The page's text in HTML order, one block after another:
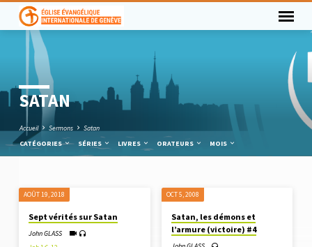
SATAN
Accueil Sermons
Satan
CATÉGORIES
SÉRIES LIVRES ORATEURS MOIS
SATAN
AOÛT 19, 2018
Sept vérités sur Satan
John GLASS
OCT 5, 2008
Satan, les démons et
l’armure (victoire) #4